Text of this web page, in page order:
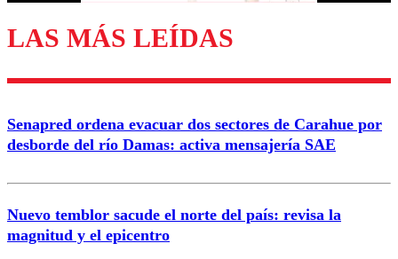
Enviar comentario
LAS MÁS LEÍDAS
Senapred ordena evacuar dos sectores de Carahue por
desborde del río Damas: activa mensajería SAE
Nuevo temblor sacude el norte del país: revisa la
magnitud y el epicentro